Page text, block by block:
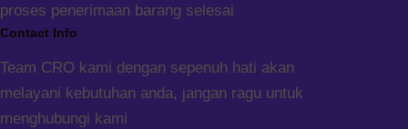
proses penerimaan barang selesai
Contact Info
Team CRO kami dengan sepenuh hati akan
melayani kebutuhan anda, jangan ragu untuk
menghubungi kami